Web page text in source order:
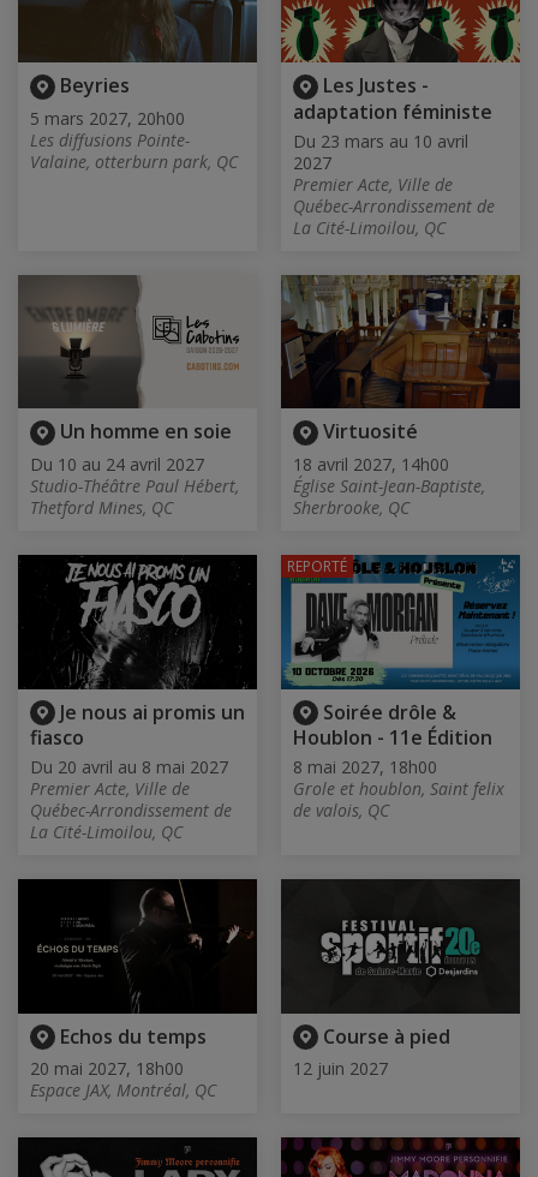
Beyries
5 mars 2027, 20h00
Les diffusions Pointe-
Valaine, otterburn park, QC
Les Justes -
adaptation féministe
Du 23 mars au 10 avril
2027
Premier Acte, Ville de
Québec-Arrondissement de
La Cité-Limoilou, QC
Un homme en soie
Du 10 au 24 avril 2027
Studio-Théâtre Paul Hébert,
Thetford Mines, QC
Virtuosité
18 avril 2027, 14h00
Église Saint-Jean-Baptiste,
Sherbrooke, QC
Je nous ai promis un
fiasco
Du 20 avril au 8 mai 2027
Premier Acte, Ville de
Québec-Arrondissement de
La Cité-Limoilou, QC
Soirée drôle &
Houblon - 11e Édition
8 mai 2027, 18h00
Grole et houblon, Saint felix
de valois, QC
REPORTÉ
Echos du temps
20 mai 2027, 18h00
Espace JAX, Montréal, QC
Course à pied
12 juin 2027